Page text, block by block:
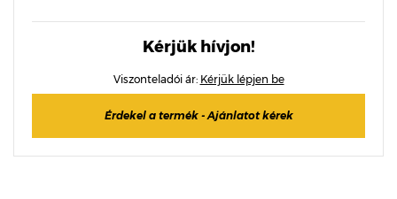
Kérjük hívjon!
Viszonteladói ár: Kérjük lépjen be
Érdekel a termék - Ajánlatot kérek